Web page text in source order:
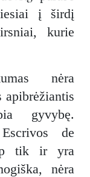
į širdį
kurie
nėra
apibrėžiantis
gyvybę.
de
tik ir yra
nėra